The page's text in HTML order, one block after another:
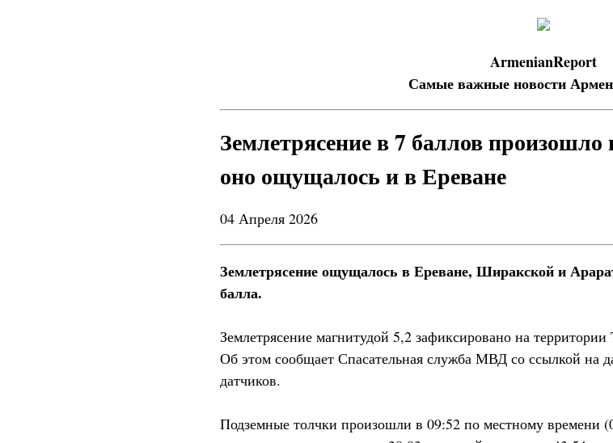
ArmenianReport
Самые важные новости
Землетрясение в 7 баллов
оно ощущалось и в Ереване
04 Апреля 2026
Землетрясение ощущалось в Ереване, Ширакской и
балла.
Землетрясение магнитудой 5,2 зафиксировано на
Об этом сообщает Спасательная служба МВД со ссылкой на
датчиков.
Подземные толчки произошли в 09:52 по местному времени